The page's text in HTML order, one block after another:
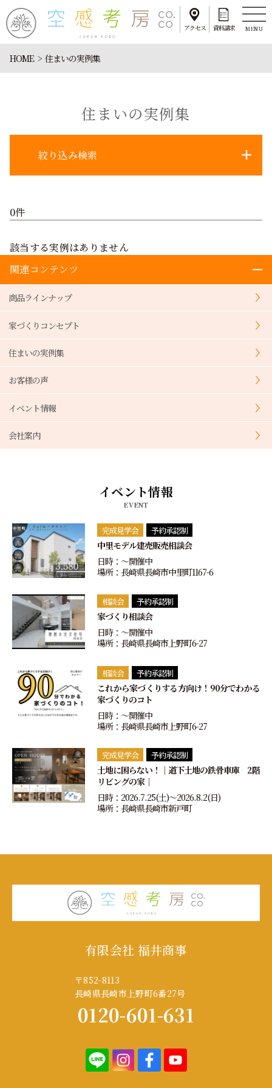
アクセス 資料請求 MENU
HOME 住まいの実例集
住まいの実例集
絞り込み検索
0件
該当する実例はありません
関連コンテンツ
商品ラインナップ
家づくりコンセプト
住まいの実例集
お客様の声
イベント情報
会社案内
イベント情報
EVENT
完成見学会 予約承認制
中里モデル建売販売相談会
日時：〜開催中
場所：長崎県長崎市中里町1167-6
相談会 予約承認制
家づくり相談会
日時：〜開催中
場所：長崎県長崎市上野町6-27
相談会 予約承認制
これから家づくりする方向け！90分でわかる
家づくりのコト
日時：〜開催中
場所：長崎県長崎市上野町6-27
完成見学会 予約承認制
土地に困らない！｜道下土地の鉄骨車庫 2階
リビングの家｜
日時：2026.7.25(土)〜2026.8.2(日)
場所：長崎県長崎市新戸町
有限会社 福井商事
〒852-8113
長崎県長崎市上野町6番27号
0120-601-631